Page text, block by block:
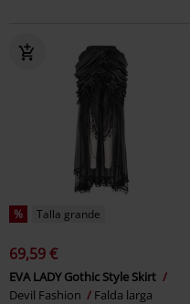
% Talla grande
69,59 €
EVA LADY Gothic Style Skirt
Devil Fashion
Falda larga